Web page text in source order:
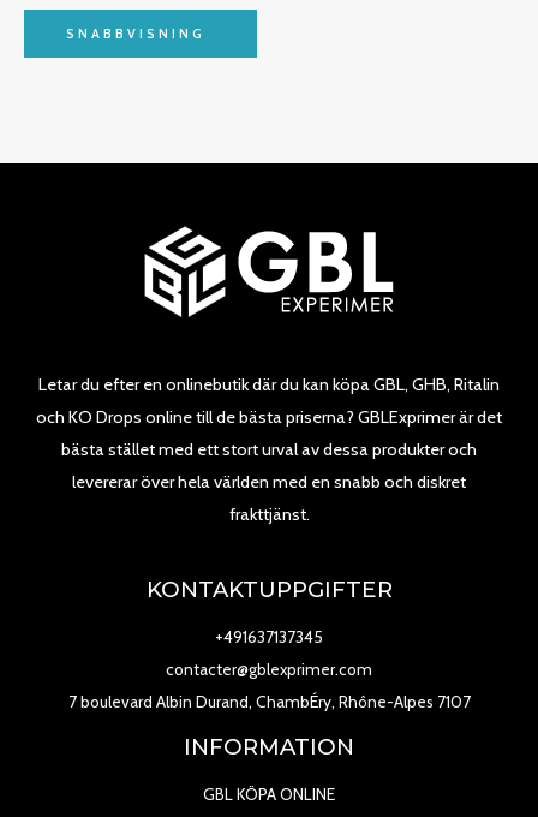
Betygsatt
5
SNABBVISNING
Letar du efter en onlinebutik där du kan köpa GBL, GHB, Ritalin
och KO Drops online till de bästa priserna? GBLExprimer är det
bästa stället med ett stort urval av dessa produkter och
levererar över hela världen med en snabb och diskret
frakttjänst.
KONTAKTUPPGIFTER
+491637137345
contacter@gblexprimer.com
7 boulevard Albin Durand, ChambÉry, Rhône-Alpes 7107
INFORMATION
GBL KÖPA ONLINE